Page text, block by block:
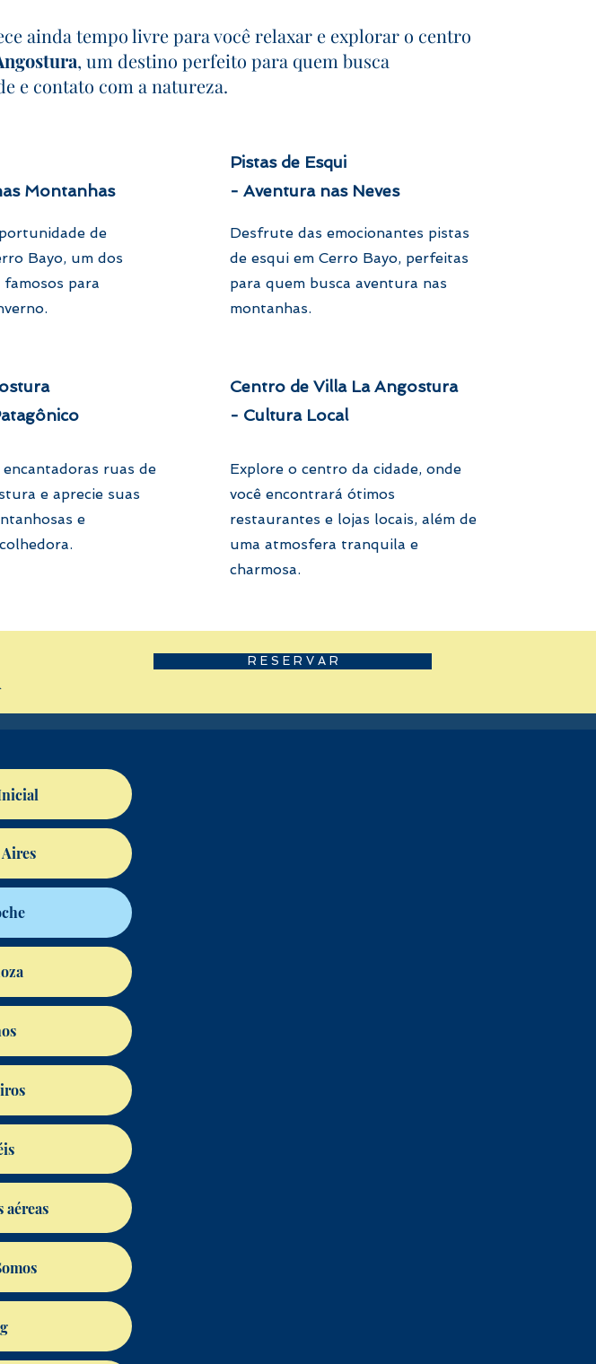
ainda tempo livre para você relaxar e explorar o centro
, um destino perfeito para quem busca
e contato com a natureza.
Montanhas
de
Bayo, um dos
para
encantadoras ruas de
e aprecie suas
e
Pistas de Esqui
- Aventura nas Neves
Desfrute das emocionantes pistas
de esqui em Cerro Bayo, perfeitas
para quem busca aventura nas
montanhas.
Centro de Villa La Angostura
- Cultura Local
Explore o centro da cidade, onde
você encontrará ótimos
restaurantes e lojas locais, além de
uma atmosfera tranquila e
charmosa.
R E S E R V A R
aéreas